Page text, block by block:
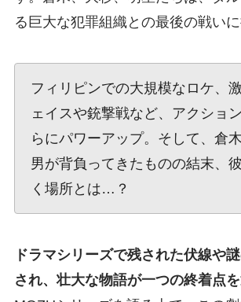
る巨大な犯罪組織との最後の戦いに
フィリピンでの大規模なロケ、
ェイスや銃撃戦など、アクショ
らにパワーアップ。そして、倉
男が背負ってきたものの結末、
く場所とは…？
ドラマシリーズで残された伏線や
され、壮大な物語が一つの終着点を